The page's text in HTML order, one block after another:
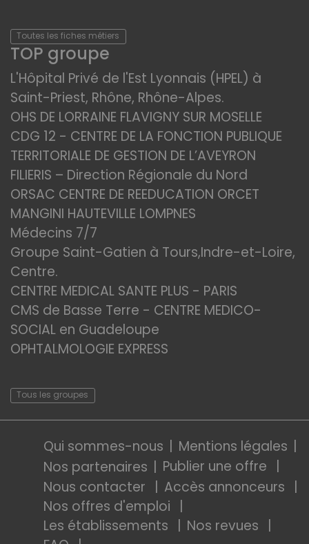
Toutes les fiches métiers
TOP groupe
L'Hôpital Privé de l'Est Lyonnais (HPEL) à
Saint-Priest, Rhône, Rhône-Alpes.
OHS DE LORRAINE FLAVIGNY SUR MOSELLE
CDG 12 - CENTRE DE LA FONCTION PUBLIQUE
TERRITORIALE DE GESTION DE L’AVEYRON
FILIERIS – Direction Régionale du Nord
ORSAC CENTRE DE REEDUCATION ORCET
MANGINI HAUTEVILLE LOMPNES
Médecins 7/7
Groupe Saint-Gatien à Tours,Indre-et-Loire,
Centre.
CENTRE MEDICAL SANTE PLUS - PARIS
CMS de Basse Terre - CENTRE MEDICO-
SOCIAL en Guadeloupe
OPHTALMOLOGIE EXPRESS
Tous les groupes
Qui sommes-nous
Mentions légales
Nos partenaires
Publier une offre
Nous contacter
Accès annonceurs
Nos offres d'emploi
Les établissements
Nos revues